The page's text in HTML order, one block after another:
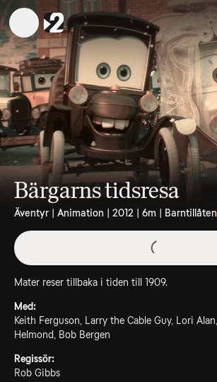
Bärgarns tidsresa
Äventyr | Animation | 2012 | 6m | Barntillåten
Mater reser tillbaka i tiden till 1909.
Med:
Keith Ferguson, Larry the Cable Guy, Lori
Helmond, Bob Bergen
Regissör:
Rob Gibbs